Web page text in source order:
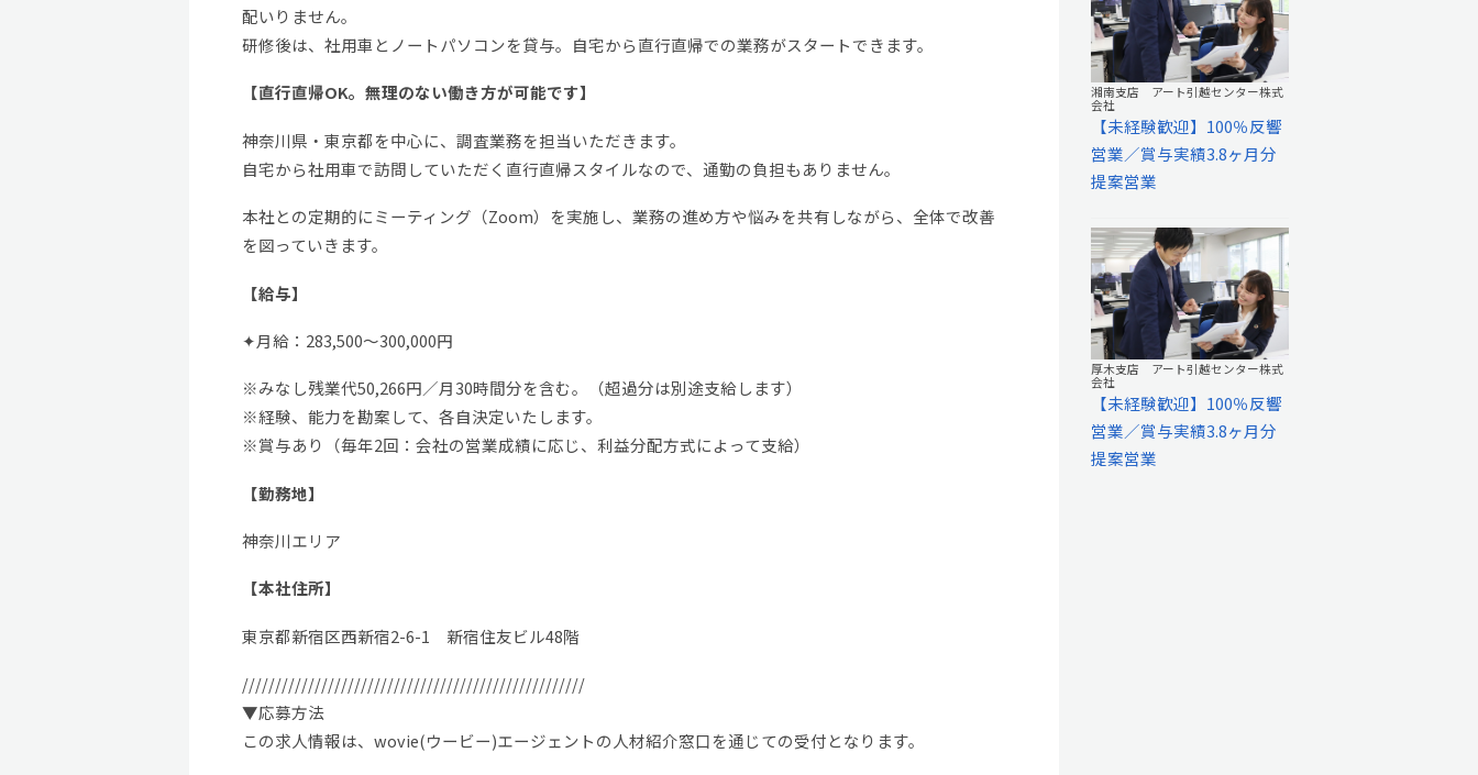
配いりません。
研修後は、社用車とノートパソコンを貸与。自宅から直行直帰での業務がスタートできます。
【直行直帰OK。無理のない働き方が可能です】
神奈川県・東京都を中心に、調査業務を担当いただきます。
自宅から社用車で訪問していただく直行直帰スタイルなので、通勤の負担もありません。
本社との定期的にミーティング（Zoom）を実施し、業務の進め方や悩みを共有しながら、全体で改善
を図っていきます。
【給与】
✦月給：283,500～300,000円
※みなし残業代50,266円／月30時間分を含む。（超過分は別途支給します）
※経験、能力を勘案して、各自決定いたします。
※賞与あり（毎年2回：会社の営業成績に応じ、利益分配方式によって支給）
【勤務地】
神奈川エリア
【本社住所】
東京都新宿区西新宿2-6-1 新宿住友ビル48階
////////////////////////////////////////////////////
▼応募方法
この求人情報は、wovie(ウービー)エージェントの人材紹介窓口を通じての受付となります。
湘南支店 アート引越センター株式
会社
【未経験歓迎】100％反響
営業／賞与実績3.8ヶ月分
提案営業
厚木支店 アート引越センター株式
会社
【未経験歓迎】100％反響
営業／賞与実績3.8ヶ月分
提案営業